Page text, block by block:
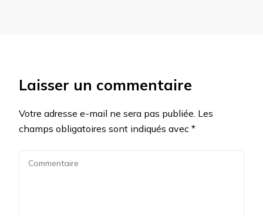
Laisser un commentaire
Votre adresse e-mail ne sera pas publiée. Les
champs obligatoires sont indiqués avec *